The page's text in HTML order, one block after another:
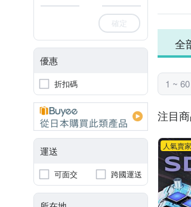
確定
優惠
折扣碼
運送
可面交 跨國運送
全
1 ~
注目
人氣賣家